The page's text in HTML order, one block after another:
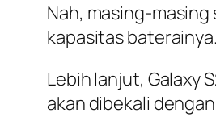
Nah, masing-
kapasitas baterainya.
Lebih lanjut, Galaxy
akan dibekali